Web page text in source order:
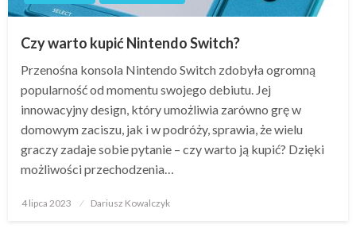
Czy warto kupić Nintendo Switch?
Przenośna konsola Nintendo Switch zdobyła ogromną
popularność od momentu swojego debiutu. Jej
innowacyjny design, który umożliwia zarówno grę w
domowym zaciszu, jak i w podróży, sprawia, że wielu
graczy zadaje sobie pytanie – czy warto ją kupić? Dzięki
możliwości przechodzenia…
Opublikowane
4 lipca 2023 Dariusz Kowalczyk